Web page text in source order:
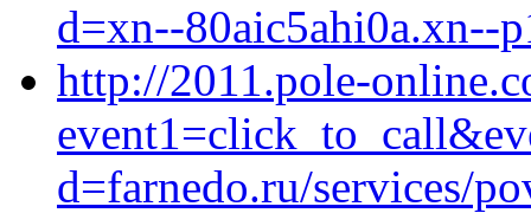
d=xn--80aic5ahi0a.xn--
http://2011.pole-
d=farnedo.ru/services/